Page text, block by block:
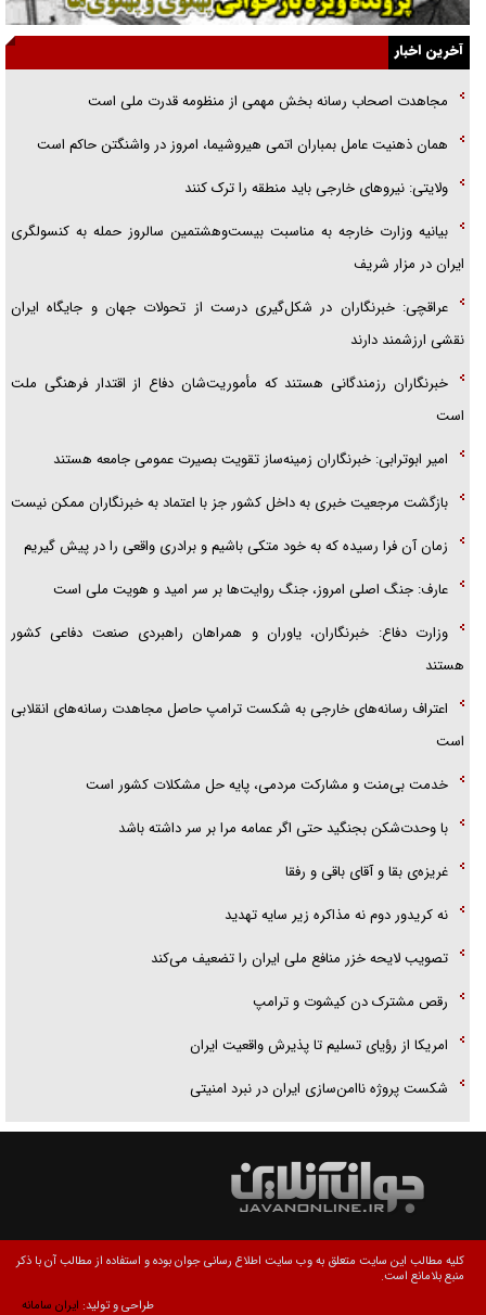
الگوی وحدت‌آفرین در ادراک سیاست خارجی
گفتگوی دکتر اخوان مدیرمسئول روزنامه جوان با برنامه تلویزیونی «نبرد
هرمز»
امام حسین (ع) کشته سیرت‌های عصر جاهلی شد
فریاد‌ها و ناله‌های دوستان مبارزدلم را آتش می‌زد
آخرین اخبار
مجاهدت اصحاب رسانه بخش مهمی از منظومه قدرت ملی است
همان ذهنیت عامل بمباران اتمی هیروشیما، امروز در واشنگتن حاکم است
ولایتی: نیروهای خارجی باید منطقه را ترک کنند
بیانیه وزارت خارجه به مناسبت بیست‌وهشتمین سالروز حمله به کنسولگری
ایران در مزار شریف
عراقچی: خبرنگاران در شکل‌گیری درست از تحولات جهان و جایگاه ایران
نقشی ارزشمند دارند
خبرنگاران رزمندگانی هستند که مأموریت‌شان دفاع از اقتدار فرهنگی ملت
است
امیر ابوترابی: خبرنگاران زمینه‌ساز تقویت بصیرت عمومی جامعه هستند
بازگشت مرجعیت خبری به داخل کشور جز با اعتماد به خبرنگاران ممکن نیست
زمان آن فرا رسیده که به خود متکی باشیم و برادری واقعی را در پیش گیریم
عارف: جنگ اصلی امروز، جنگ روایت‌ها بر سر امید و هویت ملی است
وزارت دفاع: خبرنگاران، یاوران و همراهان راهبردی صنعت دفاعی کشور
هستند
اعتراف رسانه‌های خارجی به شکست ترامپ حاصل مجاهدت رسانه‌های انقلابی
است
خدمت بی‌منت و مشارکت مردمی، پایه حل مشکلات کشور است
با وحدت‌شکن بجنگید حتی اگر عمامه مرا بر سر داشته باشد
غریزه‌ی بقا و آقای باقی و رفقا
نه کریدور دوم نه مذاکره زیر سایه تهدید
تصویب لایحه خزر منافع ملی ایران را تضعیف می‌کند
رقص مشترک دن کیشوت و ترامپ
امریکا از رؤیای تسلیم تا پذیرش واقعیت ایران
شکست پروژه ناامن‌سازی ایران در نبرد امنیتی
کلیه مطالب این سایت متعلق به وب سایت اطلاع رسانی جوان بوده و استفاده از مطالب آن با ذکر
منبع بلامانع است.
طراحی و تولید: ایران سامانه